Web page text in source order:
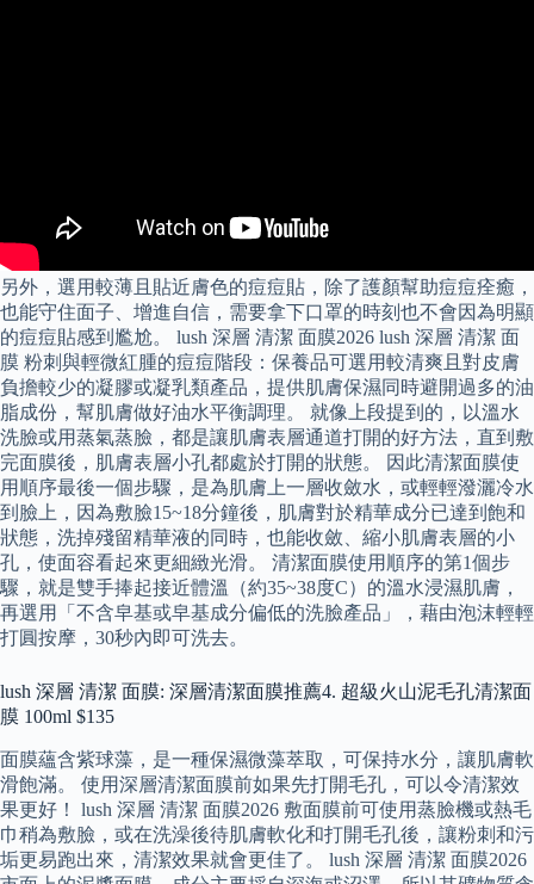
另外，選用較薄且貼近膚色的痘痘貼，除了護顏幫助痘痘痊癒，
也能守住面子、增進自信，需要拿下口罩的時刻也不會因為明顯
的痘痘貼感到尷尬。 lush 深層 清潔 面膜2026 lush 深層 清潔 面
膜 粉刺與輕微紅腫的痘痘階段：保養品可選用較清爽且對皮膚
負擔較少的凝膠或凝乳類產品，提供肌膚保濕同時避開過多的油
脂成份，幫肌膚做好油水平衡調理。 就像上段提到的，以溫水
洗臉或用蒸氣蒸臉，都是讓肌膚表層通道打開的好方法，直到敷
完面膜後，肌膚表層小孔都處於打開的狀態。 因此清潔面膜使
用順序最後一個步驟，是為肌膚上一層收斂水，或輕輕潑灑冷水
到臉上，因為敷臉15~18分鐘後，肌膚對於精華成分已達到飽和
狀態，洗掉殘留精華液的同時，也能收斂、縮小肌膚表層的小
孔，使面容看起來更細緻光滑。 清潔面膜使用順序的第1個步
驟，就是雙手捧起接近體溫（約35~38度C）的溫水浸濕肌膚，
再選用「不含皁基或皁基成分偏低的洗臉產品」，藉由泡沫輕輕
打圓按摩，30秒內即可洗去。
lush 深層 清潔 面膜: 深層清潔面膜推薦4. 超級火山泥毛孔清潔面
膜 100ml $135
面膜蘊含紫球藻，是一種保濕微藻萃取，可保持水分，讓肌膚軟
滑飽滿。 使用深層清潔面膜前如果先打開毛孔，可以令清潔效
果更好！ lush 深層 清潔 面膜2026 敷面膜前可使用蒸臉機或熱毛
巾稍為敷臉，或在洗澡後待肌膚軟化和打開毛孔後，讓粉刺和污
垢更易跑出來，清潔效果就會更佳了。 lush 深層 清潔 面膜2026